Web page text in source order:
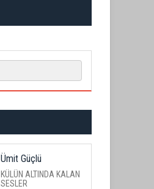
Ümit Güçlü
KÜLÜN ALTINDA KALAN
SESLER